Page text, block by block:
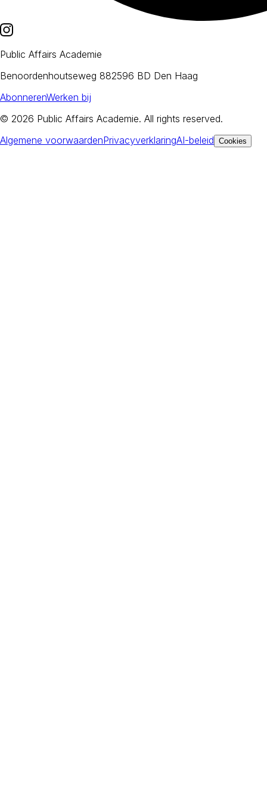
Public Affairs Academie
Benoordenhoutseweg 882596 BD Den Haag
AbonnerenWerken bij
© 2026 Public Affairs Academie. All rights reserved.
Algemene voorwaardenPrivacyverklaringAI-beleid Cookies